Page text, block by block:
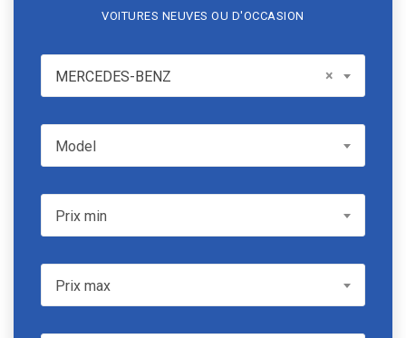
VOITURES NEUVES OU D'OCCASION
MERCEDES-BENZ ×
MERCEDES-BENZ
ModelModel
Prix minPrix min
Prix maxPrix max